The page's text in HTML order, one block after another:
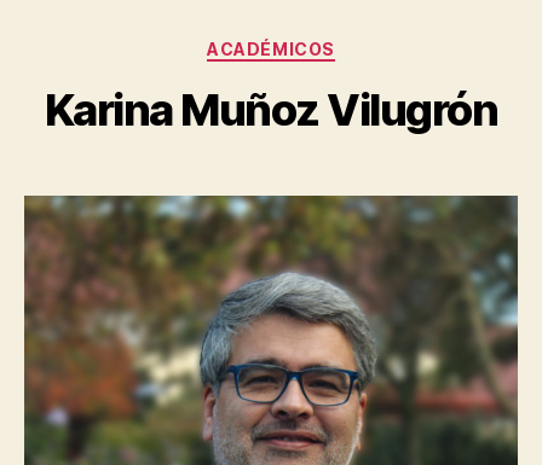
ACADÉMICOS
Karina Muñoz Vilugrón